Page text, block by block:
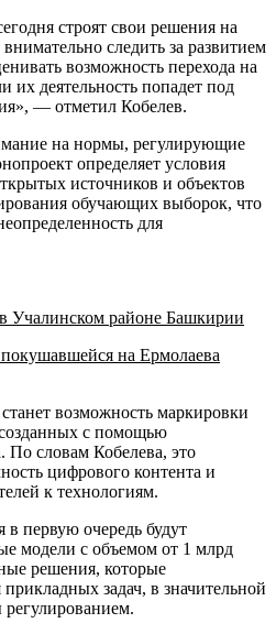
строят свои решения на
следить за развитием
возможность перехода на
их деятельность попадет под
— отметил Кобелев.
на нормы, регулирующие
определяет условия
источников и объектов
обучающих выборок, что
для
Учалинском районе Башкирии
на Ермолаева
возможность маркировки
с помощью
По словам Кобелева, это
цифрового контента и
к технологиям.
первую очередь будут
модели с объемом от 1 млрд
решения, которые
задач, в значительной
регулированием.